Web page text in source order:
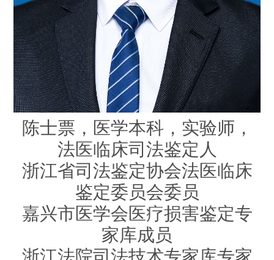
陈士票，医学本科，实验师，
法医临床司法鉴定人
浙江省司法鉴定协会法医临床
鉴定委员会委员
嘉兴市医学会医疗损害鉴定专
家库成员